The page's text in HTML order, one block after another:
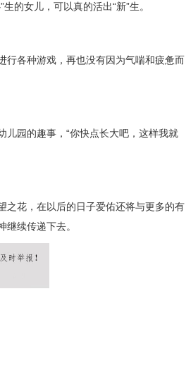
的女儿，可以真的活出“新”生。
行各种游戏，再也没有因为气喘和疲惫而
园的趣事，“你快点长大吧，这样我就
之花，在以后的日子爱佑还将与更多的有
续传递下去。